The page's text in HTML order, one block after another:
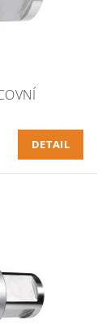
DETAIL